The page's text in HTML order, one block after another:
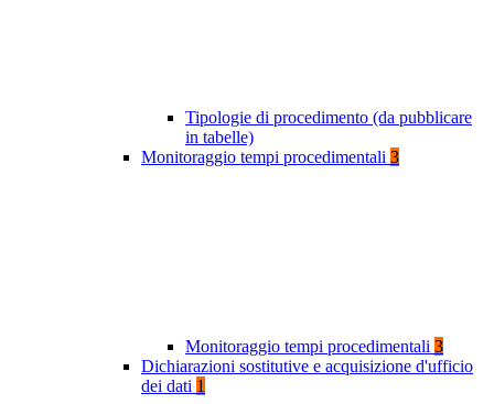
Tipologie di procedimento (da pubblicare
in tabelle)
Monitoraggio tempi procedimentali 3
Monitoraggio tempi procedimentali 3
Dichiarazioni sostitutive e acquisizione d'ufficio
dei dati 1